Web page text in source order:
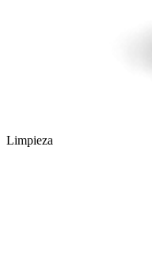
Limpieza